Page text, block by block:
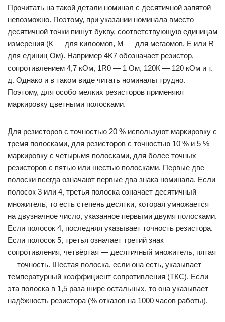
Прочитать на такой детали номинал с десятичной запятой
невозможно. Поэтому, при указании номинала вместо
десятичной точки пишут букву, соответствующую единицам
измерения (К — для килоомов, М — для мегаомов, E или R
для единиц Ом). Например 4K7 обозначает резистор,
сопротивлением 4,7 кОм, 1R0 — 1 Ом, 120К — 120 кОм и т.
д. Однако и в таком виде читать номиналы трудно.
Поэтому, для особо мелких резисторов применяют
маркировку цветными полосками.
Для резисторов с точностью 20 % используют маркировку с
тремя полосками, для резисторов с точностью 10 % и 5 %
маркировку с четырьмя полосками, для более точных
резисторов с пятью или шестью полосками. Первые две
полоски всегда означают первые два знака номинала. Если
полосок 3 или 4, третья полоска означает десятичный
множитель, то есть степень десятки, которая умножается
на двузначное число, указанное первыми двумя полосками.
Если полосок 4, последняя указывает точность резистора.
Если полосок 5, третья означает третий знак
сопротивления, четвёртая — десятичный множитель, пятая
— точность. Шестая полоска, если она есть, указывает
температурный коэффициент сопротивления (ТКС). Если
эта полоска в 1,5 раза шире остальных, то она указывает
надёжность резистора (% отказов на 1000 часов работы).